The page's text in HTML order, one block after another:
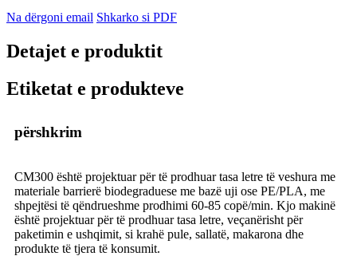
Na dërgoni email Shkarko si PDF
Detajet e produktit
Etiketat e produkteve
përshkrim
CM300 është projektuar për të prodhuar tasa letre të veshura me
materiale barrierë biodegraduese me bazë uji ose PE/PLA, me
shpejtësi të qëndrueshme prodhimi 60-85 copë/min. Kjo makinë
është projektuar për të prodhuar tasa letre, veçanërisht për
paketimin e ushqimit, si krahë pule, sallatë, makarona dhe
produkte të tjera të konsumit.